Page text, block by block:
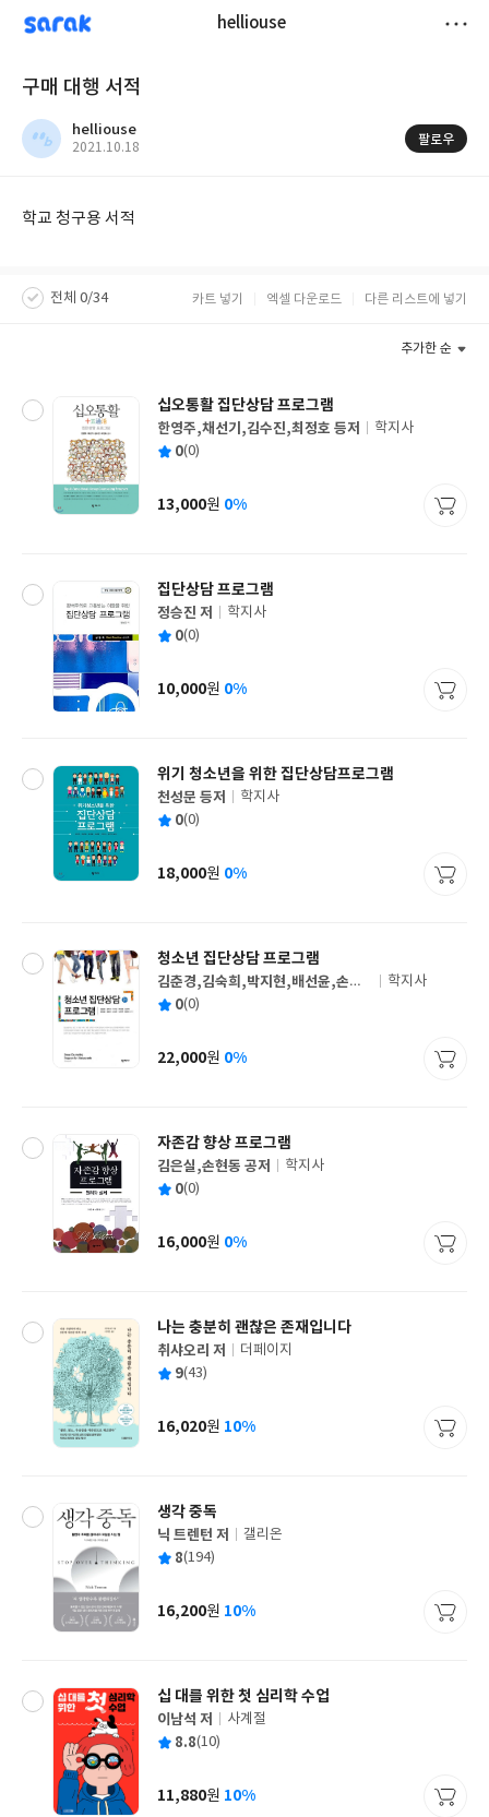
sarak helliouse
구매 대행 서적
helliouse
작
2021.10.18
팔로우
학교 청구용 서적
전체 0/34 카트 넣기 엑셀 다운로드 다른 리스트에 넣기
추가한 순
십오통활 집단상담 프로그램
글
쓴
한영주,채선기,김수진,최정호 등저
출
사
학지사
평 0(0)
가
13,000원 0%
집단상담 프로그램
글
쓴
정승진 저
출
사
학지사
평 0(0)
가
10,000원 0%
위기 청소년을 위한 집단상담프로그램
글
쓴
천성문 등저
출
사
학지사
평 0(0)
가
18,000원 0%
청소년 집단상담 프로그램
글
쓴
김춘경,김숙희,박지현,배선윤,손은
희유지영,전은주,조민규,진이주,한
출
사
학지사
평 0(0)
가
22,000원 0%
자존감 향상 프로그램
글
쓴
김은실,손현동 공저
출
사
학지사
평 0(0)
가
16,000원 0%
나는 충분히 괜찮은 존재입니다
글
쓴
취샤오리 저
출
사
더페이지
평 9(43)
가
16,020원 10%
생각 중독
글
쓴
닉 트렌턴 저
출
사
갤리온
평 8(194)
가
16,200원 10%
십 대를 위한 첫 심리학 수업
글
쓴
이남석 저
출
사
사계절
평 8.8(10)
가
11,880원 10%